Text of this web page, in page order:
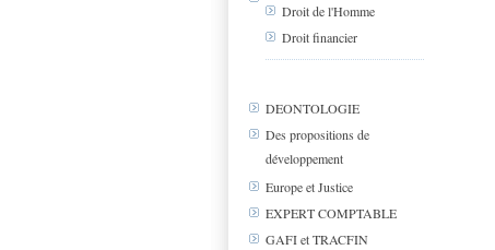
Droit de l'Homme
Droit financier
DEONTOLOGIE
Des propositions de
développement
Europe et Justice
EXPERT COMPTABLE
GAFI et TRACFIN